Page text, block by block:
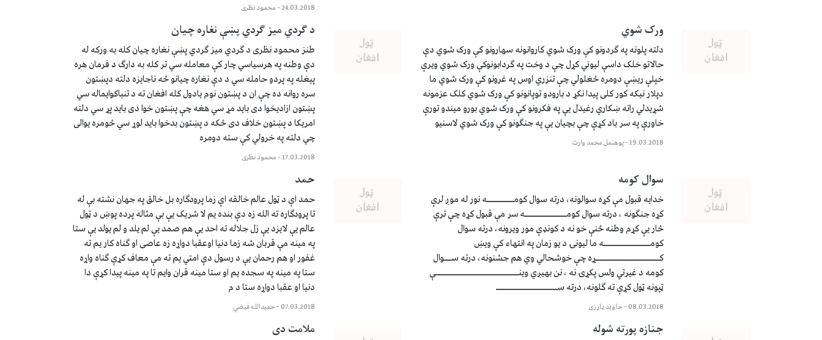
24.03.2018
–محمود نظری
ورک شوي
دلته پلونه په ګردونو کې ورک شوي کاروانونه سهارونو کې ورک شوي دې
حالاتو خلک داسې لیوني کړل چې د وخت په ګردابونوکې ورک شوي ویرې
خپلې ریښې دومره ځغلولي چې تنزري اوس په غرونو کې ورک شوي ما
دپلار نیکه کور کلی پیدا نکړ د بارودو توپانونو کې ورک شوي کلک عزمونه
شړیدلي راته ښکاري رغیدل یې په فکرونو کې ورک شوي بورو میندو تورې
خاورې په سر باد کړې چې بچیان یې په جنګونو کې ورک شوي لاسنیو
19.03.2018
–پوهنمل محمد وارث
د ګردي میز ګردي پښې نغاره چیان
طنز محمود نظری د ګردي میز ګردي پښې نغاره چیان کله به ورکه له
دې وطنه په هرسیاسي چار کې معامله سي تر کله به دارګ د فرمان هره
پيغله په پردو حامله سي د دې نغاره چیانو څه ناجایزه دلته دپښتون
سره روانه ده چې ان د پښتون نوم یادول کله افغان ته د تنباکوایماله سي
پښتون ازادیخوا دی باید مړ سي هغه چې پښتون خوا دی باید پړ سي دلته
امریکا د پښتون خلاف دی ځکه د پښتون بدخوا باید لوړ سي څومره یوالی
چي دلته په خرولي کې سته دومره
17.03.2018
–محمود نظری
سوال کومه
خدایه قبول مې کړه سوالونه، درته سوال کومـــــــــــه نور له موږ لرې
کړه جنګونه ، درته سوال کومـــــــــــــــــه سر مې قبول کړه چې ترې
ځار یې کړم وطنه ځنې خو نه د کونډې مور ویرونه، درته سوال
کومـــــــــــــــــــه ما لیونۍ د یو زمان په انتهاء کې ویښ
کــــــــــــــــــــــــــړه چې خوشحالي وي هم جشنونه، درته ســـوال
کومه د غیرتي ولس پکړۍ نه ، نن بهیږي وینــــــــــــــــــــــــــــــــــې
ټپونه ټول کړې ته ګلونه، درته ســـــــــــــــــــــــــ
08.03.2018
–جاوید یارزی
حمد
حمد اې د ټول عالم خالقه اې زما پرودګاره بل خالق په جهان نشته بې له
تا پرودګاره ته الله زه دې بنده یم لا شریک یې بې مثاله پرده پوښ د ټول
عالم یې لایزد یې زل جلاله ته احد یې هم صمد یې لم یلد و لم یولد یې ستا
په مینه مې قربان شه زما دنیا اوعقبا دواړه زه عاصی او ګناه کار یم ته
غفور او هم رحمان یې د رسول دې امتي یم ته مې معاف کړې ګناه واړه
ستا په مینه په سجده یم او ستا مینه قران وایم تا په مینه پيدا کړې دا
دنیا او عقبا دواړه ستا د م
07.03.2018
–حمیدالله فیضي
جنازه پورته شوله ملامت دی